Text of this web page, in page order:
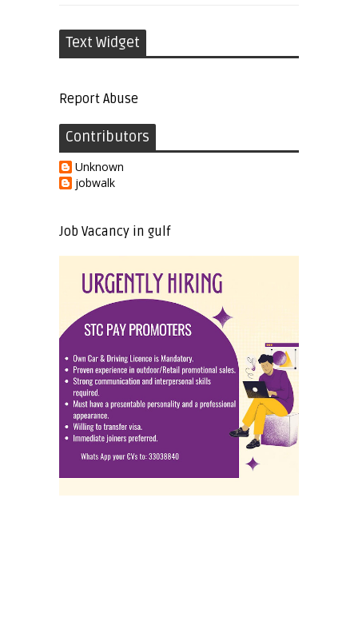
Text Widget
Report Abuse
Contributors
Unknown
jobwalk
Job Vacancy in gulf